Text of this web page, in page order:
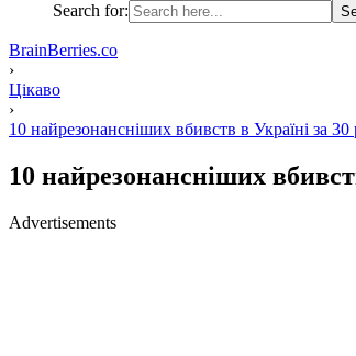
Search for:
BrainBerries.co
›
Цікаво
›
10 найрезонансніших вбивств в Україні за 30
10 найрезонансніших
Advertisements